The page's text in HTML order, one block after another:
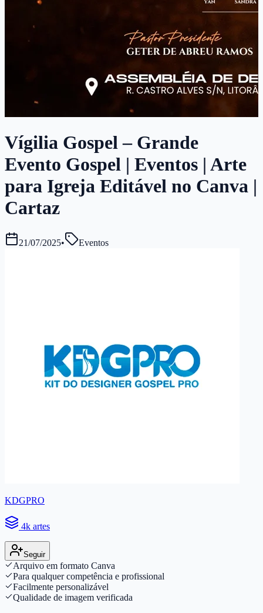
Vígilia Gospel – Grande
Evento Gospel | Eventos | Arte
para Igreja Editável no Canva |
Cartaz
21/07/2025• Eventos
KDGPRO
4k artes
Seguir
Arquivo em formato Canva
Para qualquer competência e profissional
Facilmente personalizável
Qualidade de imagem verificada